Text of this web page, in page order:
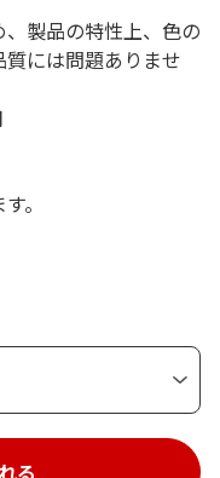
製品の特性上、色の
には問題ありませ
。
る